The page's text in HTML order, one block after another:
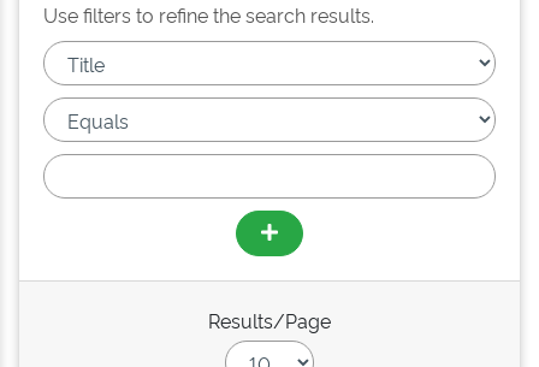
Use filters to refine the search results.
Results/Page